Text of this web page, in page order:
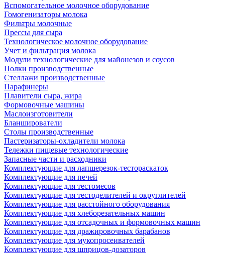
Вспомогательное молочное оборудование
Гомогенизаторы молока
Фильтры молочные
Прессы для сыра
Технологическое молочное оборудование
Учет и фильтрация молока
Модули технологические для майонезов и соусов
Полки производственные
Стеллажи производственные
Парафинеры
Плавители сыра, жира
Формовочные машины
Маслоизготовители
Бланширователи
Столы производственные
Пастеризаторы-охладители молока
Тележки пищевые технологические
Запасные части и расходники
Комплектующие для лапшерезок-тестораскаток
Комплектующие для печей
Комплектующие для тестомесов
Комплектующие для тестоделителей и округлителей
Комплектующие для расстойного оборудования
Комплектующие для хлеборезательных машин
Комплектующие для отсадочных и формовочных машин
Комплектующие для дражировочных барабанов
Комплектующие для мукопросеивателей
Комплектующие для шприцов-дозаторов